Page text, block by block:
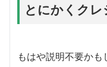
とにかくク
もはや説明不要か